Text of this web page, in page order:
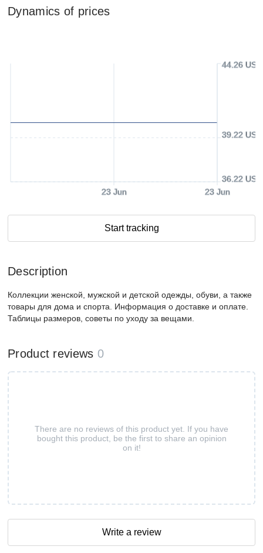
Dynamics of prices
23 Jun 23 Jun
36.22 USD
39.22 USD
44.26 USD
Start tracking
Description
Коллекции женской, мужской и детской одежды, обуви, а также
товары для дома и спорта. Информация о доставке и оплате.
Таблицы размеров, советы по уходу за вещами.
Product reviews 0
There are no reviews of this product yet. If you have
bought this product, be the first to share an opinion
on it!
Write a review